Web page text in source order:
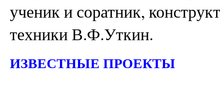
ученик и соратник,
техники В.Ф.Уткин.
ИЗВЕСТНЫЕ ПРОЕКТЫ